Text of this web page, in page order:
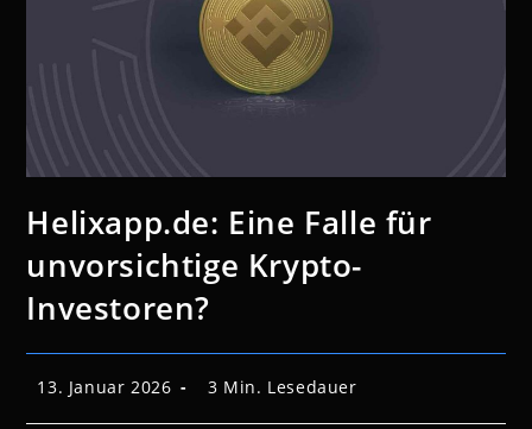
Helixapp.de: Eine Falle für
unvorsichtige Krypto-
Investoren?
Beitrag
veröffentlicht:
13. Januar 2026 Lesedauer:
3 Min. Lesedauer